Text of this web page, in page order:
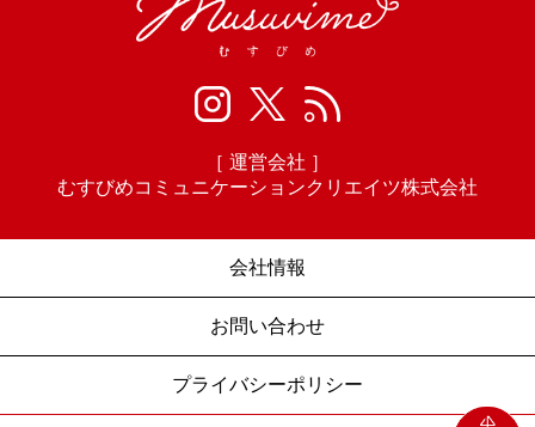
［ 運営会社 ］
むすびめコミュニケーションクリエイツ株式会社
会社情報
お問い合わせ
プライバシーポリシー